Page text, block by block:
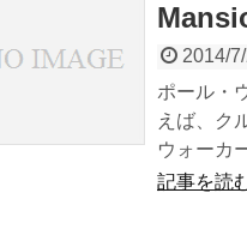
2014/
ポール・
えば、ク
ウォーカ
記事を読